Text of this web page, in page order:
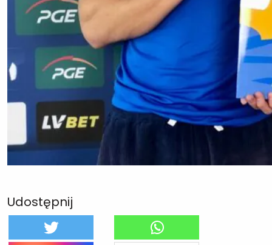
Udostępnij